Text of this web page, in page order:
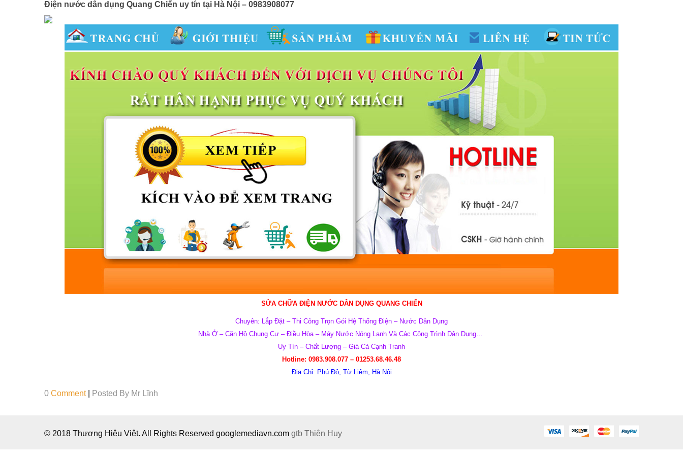
Điện nước dân dụng Quang Chiến uy tín tại Hà Nội – 0983908077
SỬA CHỮA ĐIỆN NƯỚC DÂN DỤNG QUANG CHIẾN
Chuyên: Lắp Đặt – Thi Công Trọn Gói Hệ Thống Điện – Nước Dân Dụng
Nhà Ở – Căn Hộ Chung Cư – Điều Hòa – Máy Nước Nóng Lạnh Và Các Công Trình Dân Dụng…
Uy Tín – Chất Lượng – Giá Cả Cạnh Tranh
Hotline: 0983.908.077 – 01253.68.46.48
Địa Chỉ: Phú Đô, Từ Liêm, Hà Nội
0 Comment Posted By Mr Lĩnh
© 2018 Thương Hiệu Việt. All Rights Reserved googlemediavn.com gtb Thiên Huy